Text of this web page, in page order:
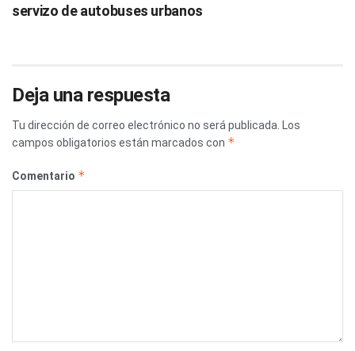
servizo de autobuses urbanos
Deja una respuesta
Tu dirección de correo electrónico no será publicada.
Los
campos obligatorios están marcados con *
Comentario *